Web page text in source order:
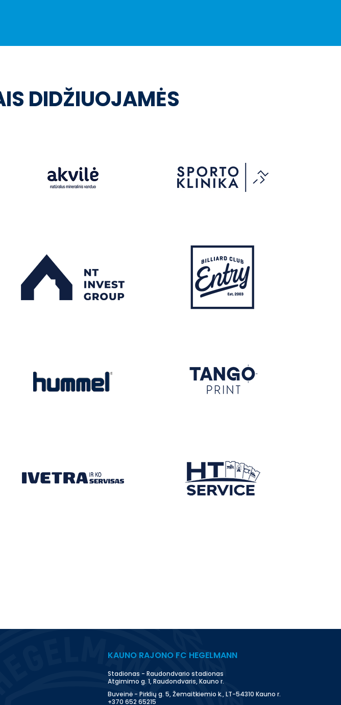
DIDŽIUOJAMĖS
KAUNO RAJONO FC HEGELMANN
Stadionas - Raudondvario stadionas
Atgimimo g. 1, Raudondvaris, Kauno r.
Buveinė - Pirklių g. 5, Žemaitkiemio k., LT-54310 Kauno r.
+370 652 65215